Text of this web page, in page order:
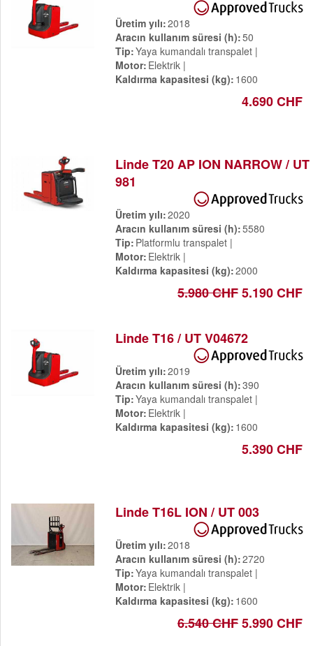
Üretim yılı 2018
Aracın kullanım süresi (h) 50
Tip Yaya kumandalı transpalet
Motor Elektrik
Kaldırma kapasitesi (kg) 1600
4.690 CHF
Linde T20 AP ION NARROW / UT
981
Üretim yılı 2020
Aracın kullanım süresi (h) 5580
Tip Platformlu transpalet
Motor Elektrik
Kaldırma kapasitesi (kg) 2000
5.980 CHF5.190 CHF
Linde T16 / UT V04672
Üretim yılı 2019
Aracın kullanım süresi (h) 390
Tip Yaya kumandalı transpalet
Motor Elektrik
Kaldırma kapasitesi (kg) 1600
5.390 CHF
Linde T16L ION / UT 003
Üretim yılı 2018
Aracın kullanım süresi (h) 2720
Tip Yaya kumandalı transpalet
Motor Elektrik
Kaldırma kapasitesi (kg) 1600
6.540 CHF5.990 CHF